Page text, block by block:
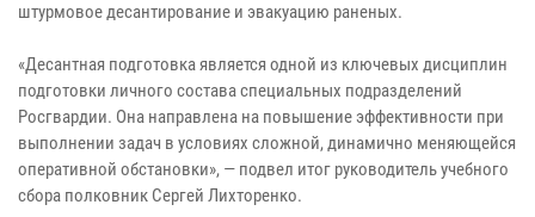
штурмовое десантирование и эвакуацию раненых.
«Десантная подготовка является одной из ключевых дисциплин
подготовки личного состава специальных подразделений
Росгвардии. Она направлена на повышение эффективности при
выполнении задач в условиях сложной, динамично меняющейся
оперативной обстановки», — подвел итог руководитель учебного
сбора полковник Сергей Лихторенко.